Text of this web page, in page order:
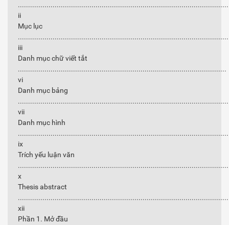
ii
Mục lục
iii
Danh mục chữ viết tắt
......................................................................................................
vi
Danh mục bảng
vii
Danh mục hình
ix
Trích yếu luận văn
x
Thesis abstract
xii
Phần 1. Mở đầu